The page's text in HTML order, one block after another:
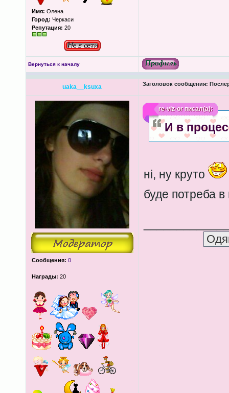
Имя: Олена
Город: Черкаси
Репутация: 20
Вернуться к началу
uaka__ksuxa Заголовок сообщения:
Сообщения: 0
Награды: 20
re-viz-orписал(а):
И в
ні, ну круто
буде потреба